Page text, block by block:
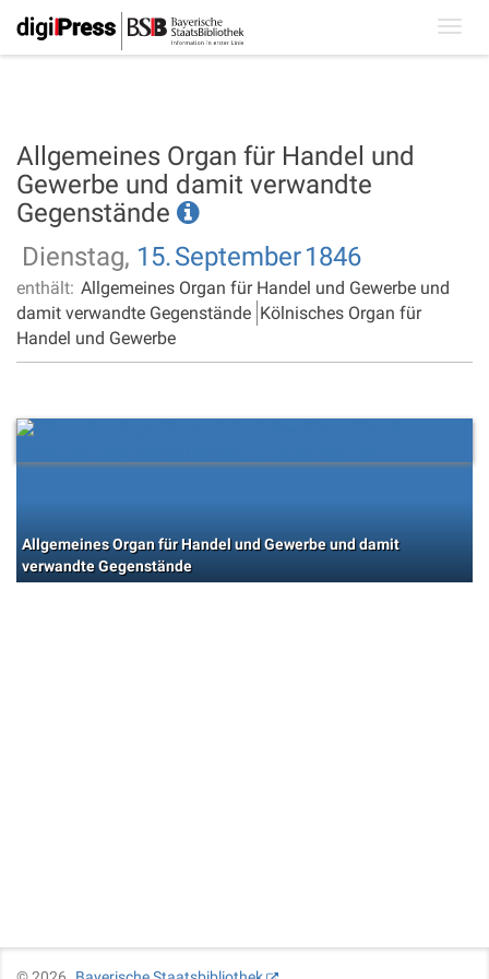
Allgemeines Organ für Handel und
Gewerbe und damit verwandte
Gegenstände
Dienstag, 15.September1846
enthält: Allgemeines Organ für Handel und Gewerbe und
damit verwandte Gegenstände Kölnisches Organ für
Handel und Gewerbe
Allgemeines Organ für Handel und Gewerbe und damit
verwandte Gegenstände